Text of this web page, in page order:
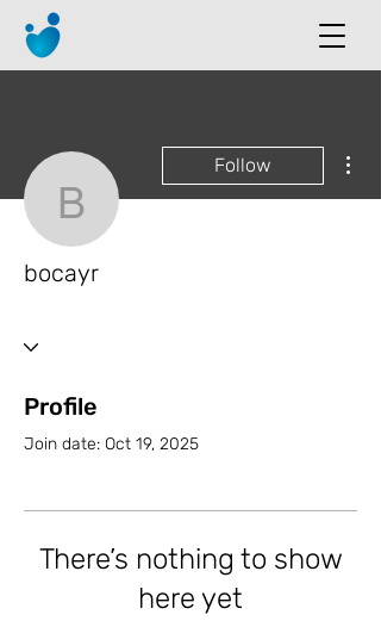
bocayr
Follow
bocayr
Profile
Join date: Oct 19, 2025
There’s nothing to show
here yet